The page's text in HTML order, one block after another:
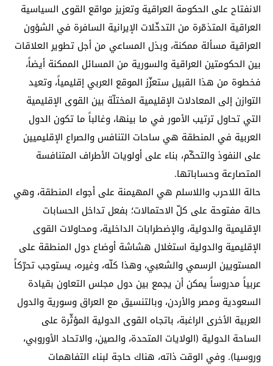
الانفتاح على الحكومة العراقية وتعزيز مواقع القوى السياسية
العراقية المتذمّرة من التدخّلات الإيرانية السافرة في الشؤون
العراقية مسألة ممكنة، وبذل المساعي من أجل تطوير العلاقات
بين الحكومتين العراقية والسورية من المسائل الممكنة أيضاً،
فخطوة من هذا القبيل ستعزّز الموقع العربي إقليمياً، وتعيد
التوازن إلى المعادلات الإقليمية المختلّة بين القوى الإقليمية
التي تحاول ترتيب الأمور في ما بينها، وغالباً ما تكون الدول
العربية في المنطقة هي ساحات التنافس والصراع الإقليميين
على النفوذ والتحكّم، بناء على أولويات الأطراف المتنافسة
المتصارعة وحساباتها.
حالة اللاحرب واللاسلم هي المهيمنة على أجواء المنطقة، وهي
حالة مفتوحة على كلّ الاحتمالات؛ بفعل تداخل الحسابات
الإقليمية والدولية، والإضطرابات الداخلية، ومحاولات القوى
الإقليمية والدولية استغلال هشاشة أوضاع دول المنطقة على
المستويين الرسمي والشعبي، وهذا كلّه، وغيره، يستوجب تحرّكاً
عربياً مدروساً يمكن أن يجمع بين دول مجلس التعاون بقيادة
السعودية ومصر والأردن، وبالتنسيق مع العراق وسورية والدول
العربية الأخرى الراغبة، باتجاه القوى الدولية المؤثّرة على
الساحة الدولية (الولايات المتحدة، والصين، والاتحاد الأوروبي،
وروسيا). وفي الوقت ذاته، هناك حاجة لبناء التفاهمات